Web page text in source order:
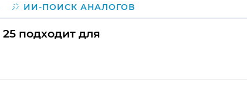
ИИ-ПОИСК АНАЛОГОВ
подходит для